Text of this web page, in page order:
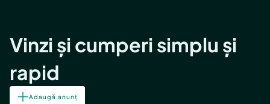
Vinzi și cumperi simplu și
rapid
Adaugă anunț